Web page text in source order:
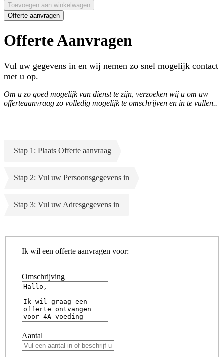
Toevoegen aan winkelwagen
Offerte aanvragen
Offerte Aanvragen
Vul uw gegevens in en wij nemen zo snel mogelijk contact
met u op.
Om u zo goed mogelijk van dienst te zijn, verzoeken wij u om uw
offerteaanvraag zo volledig mogelijk te omschrijven en in te vullen..
Stap 1: Plaats Offerte aanvraag
Stap 2: Vul uw Persoonsgegevens in
Stap 3: Vul uw Adresgegevens in
Ik wil een offerte aanvragen voor:
Omschrijving
Aantal